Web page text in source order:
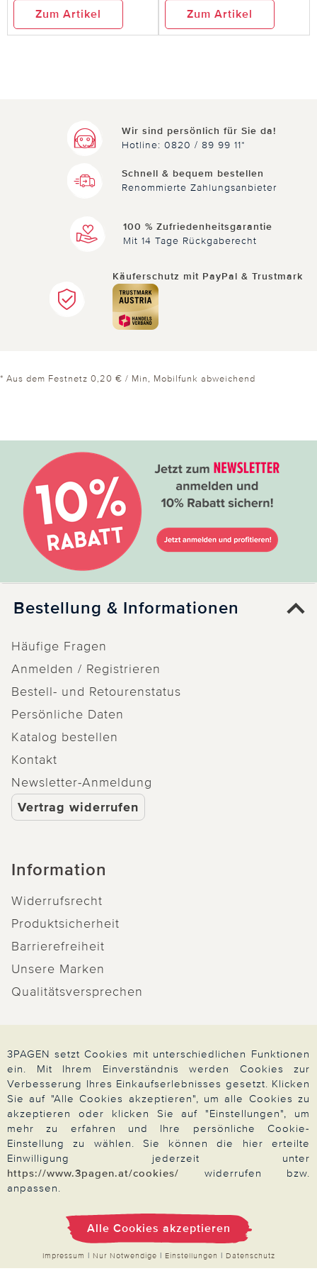
ostern kann kommen
hilfreich
Sehr schöne Deko , kann man nur weiter
empfehlen
hilfreich
Zum Artikel Zum Artikel
Wir sind persönlich für Sie da!
Hotline: 0820 / 89 99 11*
Schnell & bequem bestellen
Renommierte Zahlungsanbieter
100 % Zufriedenheitsgarantie
Mit 14 Tage Rückgaberecht
Käuferschutz mit PayPal & Trustmark
* Aus dem Festnetz 0,20 € / Min, Mobilfunk abweichend
Bestellung & Informationen
Häufige Fragen
Anmelden / Registrieren
Bestell- und Retourenstatus
Persönliche Daten
Katalog bestellen
Kontakt
Newsletter-Anmeldung
Vertrag widerrufen
Information
Widerrufsrecht
Produktsicherheit
Barrierefreiheit
Unsere Marken
Qualitätsversprechen
Zahlung & Versand
Über 3PAGEN
Wir beraten Sie gern
Impressum|AGB|Datenschutz|Cookies
Alle Preise in Euro, inkl. der gesetzlichen MwSt.
© 2026 3PAGEN
3PAGEN setzt Cookies mit unterschiedlichen Funktionen
ein. Mit Ihrem Einverständnis werden Cookies zur
Verbesserung Ihres Einkaufserlebnisses gesetzt. Klicken
Sie auf "Alle Cookies akzeptieren", um alle Cookies zu
akzeptieren oder klicken Sie auf "Einstellungen", um
mehr zu erfahren und Ihre persönliche Cookie-
Einstellung zu wählen. Sie können die hier erteilte
Einwilligung jederzeit unter
https://www.3pagen.at/cookies/ widerrufen bzw.
anpassen.
Alle Cookies akzeptieren
Impressum | Nur Notwendige | Einstellungen | Datenschutz